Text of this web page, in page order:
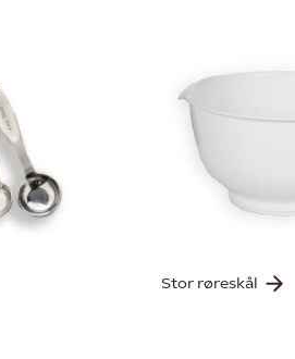
Stor røreskål